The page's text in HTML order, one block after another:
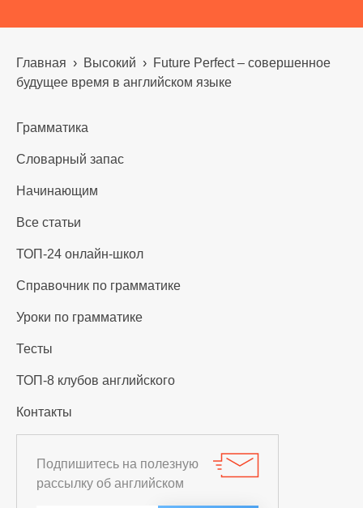
Главная › Высокий › Future Perfect – совершенное
будущее время в английском языке
Грамматика
Словарный запас
Начинающим
Все статьи
ТОП-24 онлайн-школ
Справочник по грамматике
Уроки по грамматике
Тесты
ТОП-8 клубов английского
Контакты
Подпишитесь на полезную
рассылку об английском